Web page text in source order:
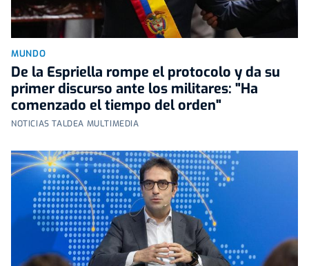
MUNDO
De la Espriella rompe el protocolo y da su
primer discurso ante los militares: "Ha
comenzado el tiempo del orden"
NOTICIAS TALDEA MULTIMEDIA